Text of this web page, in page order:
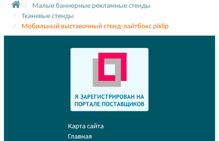
Малые баннерные рекламные стенды
Тканевые стенды
Мобильный выставочный стенд-лайтбокс pixlip
Карта сайта
Главная